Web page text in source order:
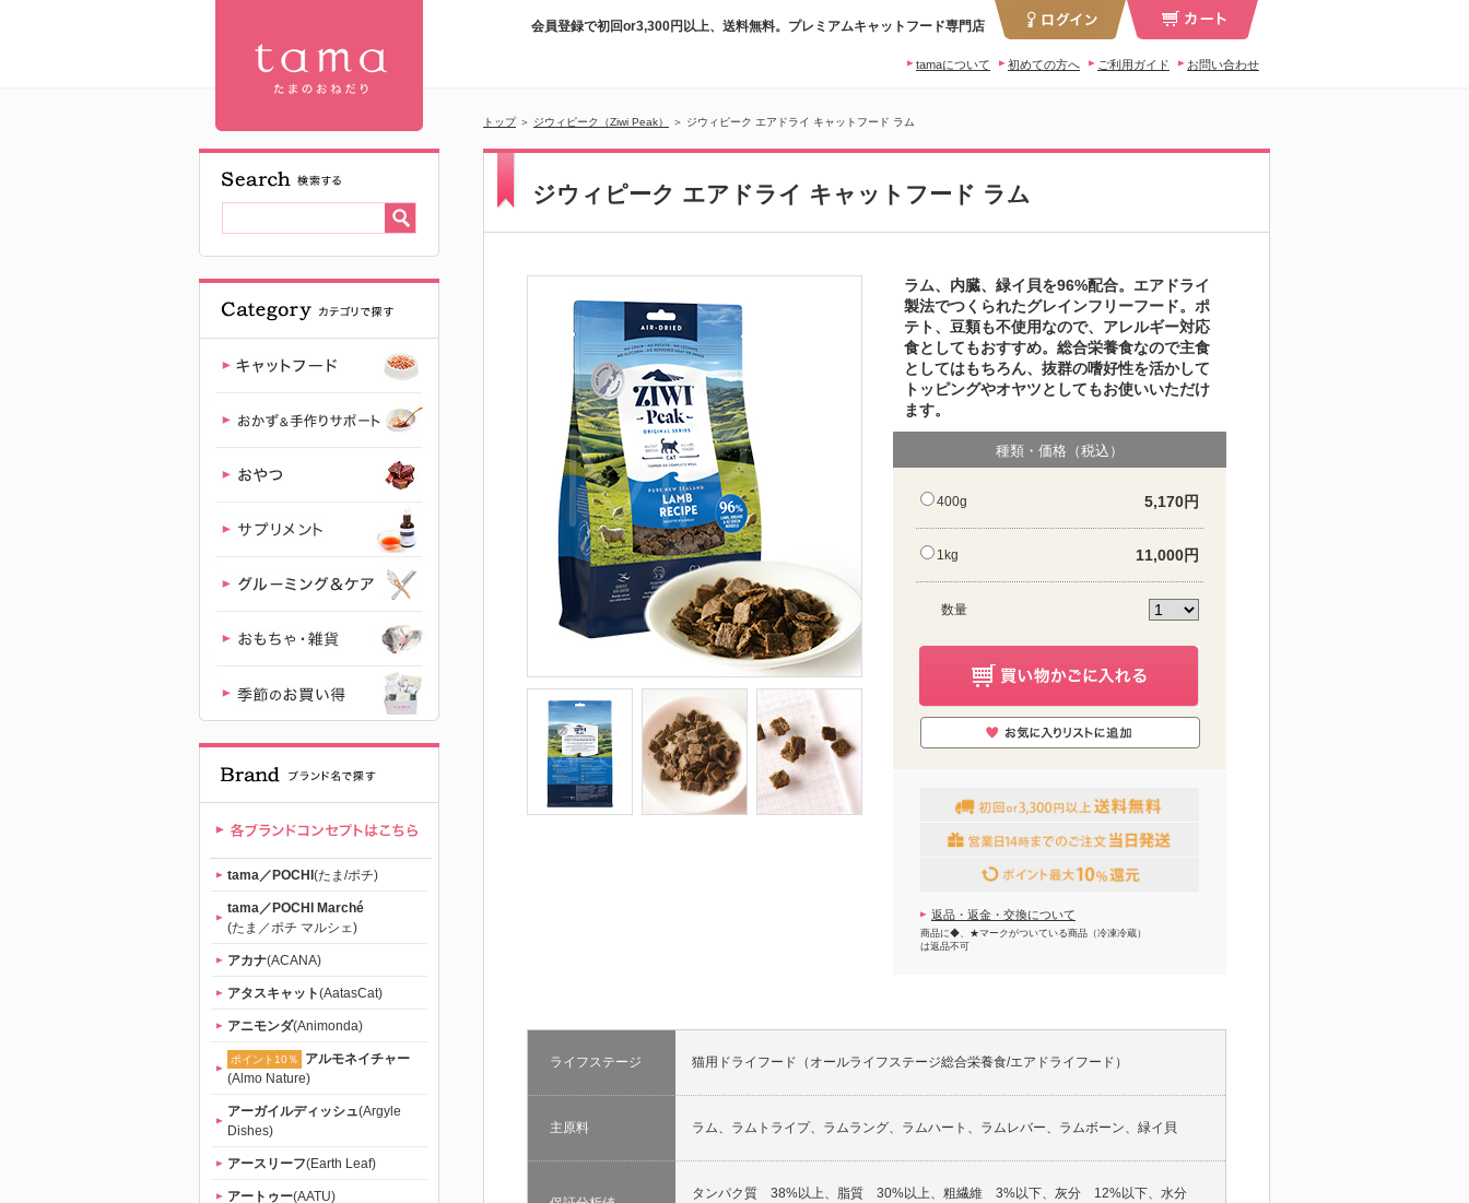
ジウィピー
ク エアドラ
イ キャット
フード ラム
| 【公式】プ
レミアムキ
ャットフー
ド専門店
「たまのお
ねだり
（tama）」
｜初回送料
無料
会員登録で初回or3,300円以上、送料無料。プレミアムキャットフード専門店
お問い合わせ
ご利用ガイド
初めての方へ
tamaについて
トップ ＞ ジウィピーク（Ziwi Peak） ＞ ジウィピーク エアドライ キャットフード ラム
tama／POCHI (たま/ポチ)
tama／POCHI Marché
(たま／ポチ マルシェ)
アカナ(ACANA)
アタスキャット(AatasCat)
アニモンダ(Animonda)
ポイント10％
アルモネイチャー
(Almo Nature)
アーガイルディッシュ(Argyle
Dishes)
アースリーフ(Earth Leaf)
アートゥー(AATU)
ジウィピーク エアドライ キャットフード ラム
ラム、内臓、緑イ貝を96%配合。エアドライ
製法でつくられたグレインフリーフード。ポ
テト、豆類も不使用なので、アレルギー対応
食としてもおすすめ。総合栄養食なので主食
としてはもちろん、抜群の嗜好性を活かして
トッピングやオヤツとしてもお使いいただけ
ます。
種類・価格（税込）
400g 5,170円
1kg 11,000円
数量
返品・返金・交換について
商品に◆、★マークがついている商品（冷凍冷蔵）
は返品不可
ライフステージ 猫用ドライフード（オールライフステージ総合栄養食/エアドライフード）
主原料 ラム、ラムトライプ、ラムラング、ラムハート、ラムレバー、ラムボーン、緑イ貝
タンパク質 38%以上、脂質 30%以上、粗繊維 3%以下、灰分 12%以下、水分